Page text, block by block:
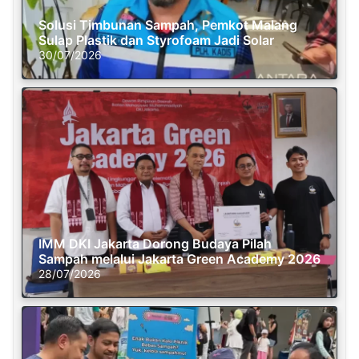
Solusi Timbunan Sampah, Pemkot Malang
Sulap Plastik dan Styrofoam Jadi Solar
30/07/2026
IMM DKI Jakarta Dorong Budaya Pilah
Sampah melalui Jakarta Green Academy 2026
28/07/2026